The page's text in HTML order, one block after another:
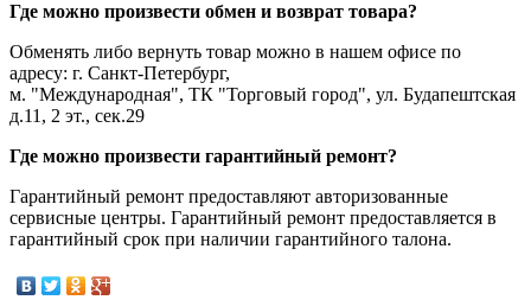
Где можно произвести обмен и возврат товара?
Обменять либо вернуть товар можно в нашем офисе по
адресу: г. Санкт-Петербург,
м. "Международная", ТК "Торговый город", ул. Будапештская
д.11, 2 эт., сек.29
Где можно произвести гарантийный ремонт?
Гарантийный ремонт предоставляют авторизованные
сервисные центры. Гарантийный ремонт предоставляется в
гарантийный срок при наличии гарантийного талона.